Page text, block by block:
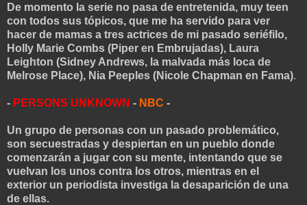
De momento la serie no pasa de entretenida, muy teen
con todos sus tópicos, que me ha servido para ver
hacer de mamas a tres actrices de mi pasado seriéfilo,
Holly Marie Combs (Piper en Embrujadas), Laura
Leighton (Sidney Andrews, la malvada más loca de
Melrose Place), Nia Peeples (Nicole Chapman en Fama).
- PERSONS UNKNOWN - NBC -
Un grupo de personas con un pasado problemático,
son secuestradas y despiertan en un pueblo donde
comenzarán a jugar con su mente, intentando que se
vuelvan los unos contra los otros, mientras en el
exterior un periodista investiga la desaparición de una
de ellas.